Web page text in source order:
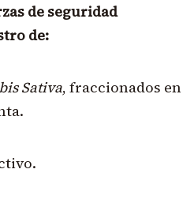
de seguridad
de:
Sativa, fraccionados en